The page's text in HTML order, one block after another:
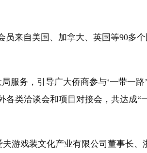
来自美国、加拿大、英国等90多个
务，引导广大侨商参与‘一带一路
类洽谈会和项目对接会，共达成“
游戏装文化产业有限公司董事长、